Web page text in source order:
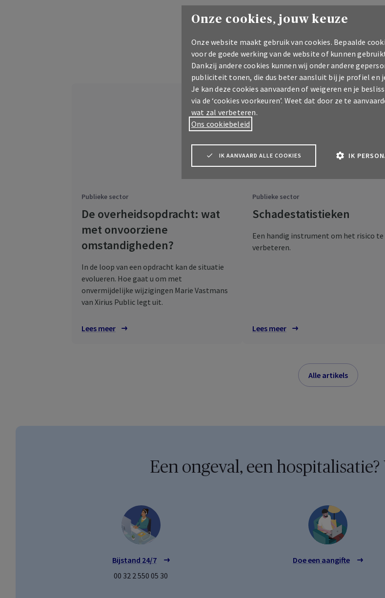
Interessant voor
Publieke sector
De overheidsopdracht: wat
met onvoorziene
omstandigheden?
In de loop van een opdracht kan de situatie
evolueren. Hoe gaat u om met
onvermijdelijke wijzigingen Marie Vastmans
van Xirius Public legt uit.
Lees meer
Publieke sector
Schadestatistieken
Een handig instrument om het risico te
verbeteren.
Lees meer
Alle artikels
Een ongeval, een
Bijstand 24/7
00 32 2 550 05 30
Doe een aangifte
Onze cookies, jouw keuze
Onze website maakt gebruik van cookies. Bepaalde
voor de goede werking van de website of kunnen
Dankzij andere cookies kunnen wij onder andere
publiciteit tonen, die dus beter aansluit bij je profiel en
Je kan deze cookies aanvaarden of weigeren en je
via de ‘cookies voorkeuren’. Weet dat door ze te
wat zal verbeteren.
Ons cookiebeleid
IK AANVAARD ALLE COOKIES IK